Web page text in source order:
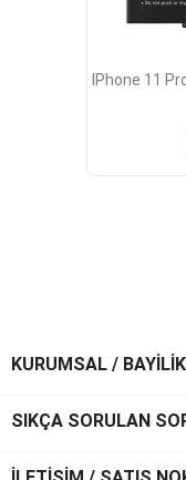
IPhone 11
KURUMSAL / BAYİLİK
SIKÇA SORULAN